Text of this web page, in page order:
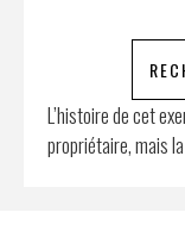
L’histoire de cet
propriétaire, mais